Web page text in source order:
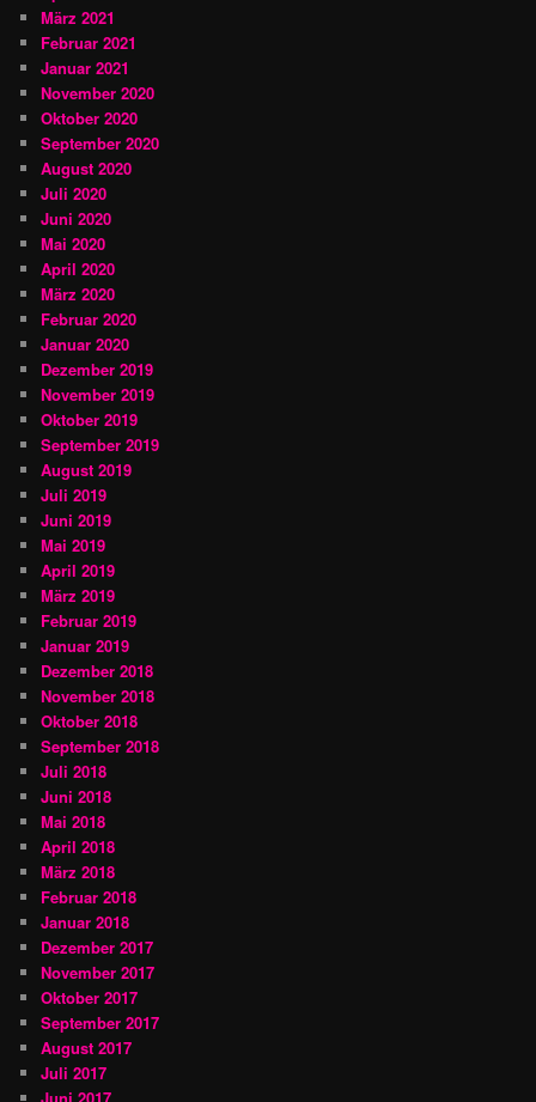
März 2021
Februar 2021
Januar 2021
November 2020
Oktober 2020
September 2020
August 2020
Juli 2020
Juni 2020
Mai 2020
April 2020
März 2020
Februar 2020
Januar 2020
Dezember 2019
November 2019
Oktober 2019
September 2019
August 2019
Juli 2019
Juni 2019
Mai 2019
April 2019
März 2019
Februar 2019
Januar 2019
Dezember 2018
November 2018
Oktober 2018
September 2018
Juli 2018
Juni 2018
Mai 2018
April 2018
März 2018
Februar 2018
Januar 2018
Dezember 2017
November 2017
Oktober 2017
September 2017
August 2017
Juli 2017